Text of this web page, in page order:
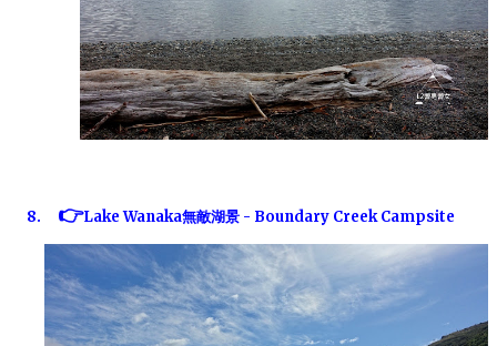
8. 👉Lake Wanaka無敵湖景 - Boundary Creek Campsite